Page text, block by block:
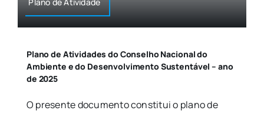
Plano de Atividades do Conselho Nacional do
Ambiente e do Desenvolvimento Sustentável – ano
de 2025
O presente documento constitui o plano de